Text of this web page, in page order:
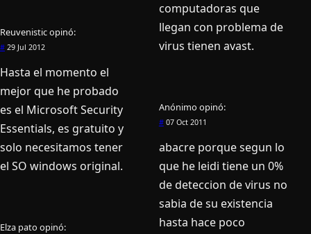
Reuvenisticopinó:
# 29 Jul 2012
Hasta el momento el
mejor que he probado
es el Microsoft Security
Essentials, es gratuito y
solo necesitamos tener
el SO windows original.
Elza pato opinó:
computadoras que
llegan con problema de
virus tienen avast.
Anónimo opinó:
#07 Oct 2011
abacre porque segun lo
que he leidi tiene un 0%
de deteccion de virus no
sabia de su existencia
hasta hace poco